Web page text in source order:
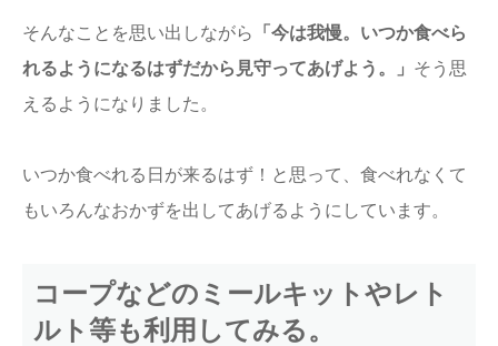
そんなことを思い出しながら
「今は我慢。いつか食べら
れるようになるはずだから見守ってあげよう。」 そう思
えるようになりました。
いつか食べれる日が来るはず！と思って、食べれなくて
もいろんなおかずを出してあげるようにしています。
コープなどのミールキットやレト
ルト等も利用してみる。